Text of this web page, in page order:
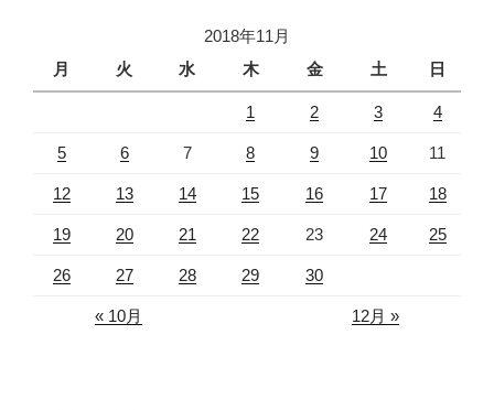
2018年11月
月
火 水 木 金 土 日
1 2 3 4
5 6 7 8 9 10 11
12 13 14 15 16 17 18
19 20 21 22 23 24 25
26 27 28 29 30
« 10月 12月 »